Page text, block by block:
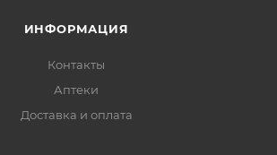
ИНФОРМАЦИЯ
Контакты
Аптеки
Доставка и оплата